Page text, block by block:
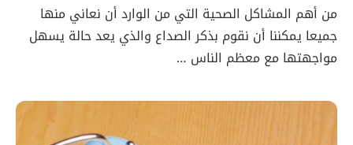
من أهم المشاكل الصحية التي من الوارد أن نعاني منها
جميعا يمكننا أن نقوم بذكر الصداع والذي يعد حالة يسهل
مواجهتها مع معظم الناس …